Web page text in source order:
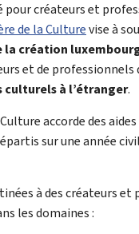
pour créateurs et
de la Culturevise à
création
et de
culturels à l’étranger.
accorde des
sur une année
à des créateurs et
les domaines :